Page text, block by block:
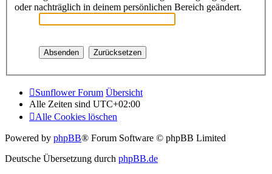
oder nachträglich in deinem persönlichen Bereich geändert.
Sunflower Forum Übersicht
Alle Zeiten sind UTC+02:00
Alle Cookies löschen
Powered by phpBB® Forum Software © phpBB Limited
Deutsche Übersetzung durch phpBB.de